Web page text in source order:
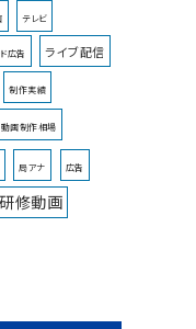
テレビ
広告 ライブ配信
制作実績
動画制作相場
局アナ 広告
研修動画